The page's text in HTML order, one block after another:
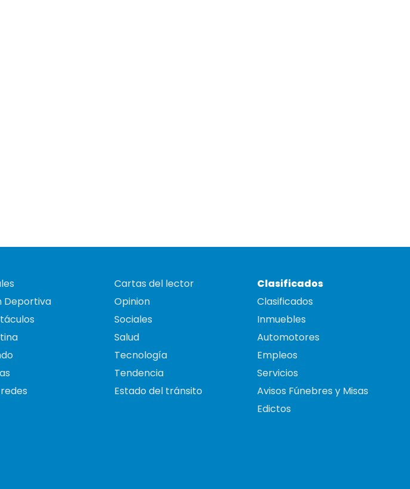
Deportiva
Cartas del lector
Opinion
Sociales
Salud
Tecnología
Tendencia
Estado del tránsito
Clasificados
Clasificados
Inmuebles
Automotores
Empleos
Servicios
Avisos Fúnebres y Misas
Edictos